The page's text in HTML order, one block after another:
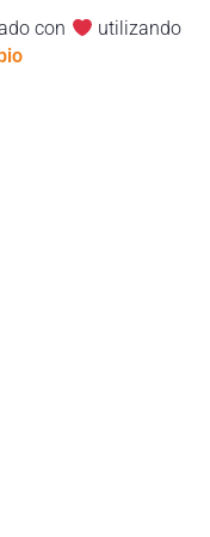
con
utilizando